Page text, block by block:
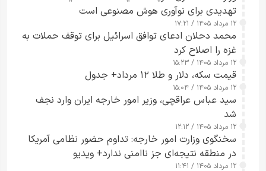
تهدیدی برای نوآوری هوش مصنوعی است
۱۲ مرداد ۱۴۰۵ / ۱۷:۲۱
محمد دحلان ادعای توافق اسرائیل برای توقف حملات به
غزه را اصلاح کرد
۱۲ مرداد ۱۴۰۵ / ۱۵:۲۳
قیمت سکه، دلار و طلا ۱۲ مرداد+ جدول
۱۲ مرداد ۱۴۰۵ / ۱۵:۰۴
سید عباس عراقچی، وزیر امور خارجه ایران وارد نجف
شد
۱۲ مرداد ۱۴۰۵ / ۱۲:۱۲
سخنگوی وزارت امور خارجه: تداوم حضور نظامی آمریکا
در منطقه نتیجه‌ای جز ناامنی ندارد+ ویدیو
۱۲ مرداد ۱۴۰۵ / ۱۱:۴۱